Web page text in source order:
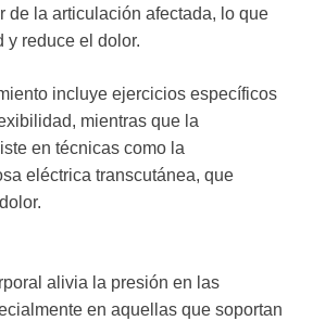
de la articulación afectada, lo que
y reduce el dolor.
incluye ejercicios específicos
mientras que la
en técnicas como la
eléctrica transcutánea, que
alivia la presión en las
en aquellas que soportan